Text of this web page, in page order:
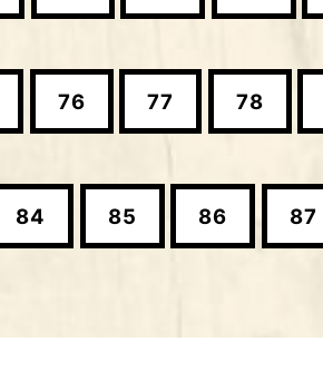
76 77 78
84 85 86 87